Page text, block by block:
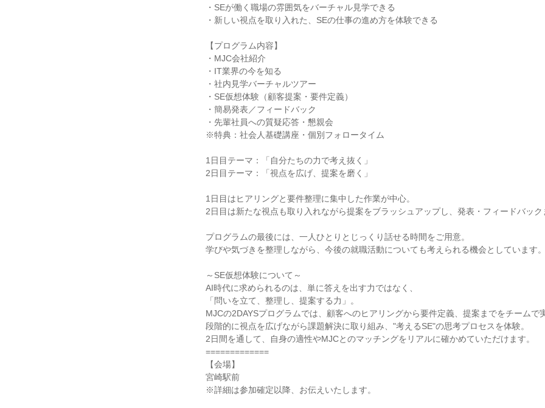
・SEが働く職場の雰囲気をバーチャル見学できる
・新しい視点を取り入れた、SEの仕事の進め方を体験できる
【プログラム内容】
・MJC会社紹介
・IT業界の今を知る
・社内見学バーチャルツアー
・SE仮想体験（顧客提案・要件定義）
・簡易発表／フィードバック
・先輩社員への質疑応答・懇親会
※特典：社会人基礎講座・個別フォロータイム
1日目テーマ：「自分たちの力で考え抜く」
2日目テーマ：「視点を広げ、提案を磨く」
1日目はヒアリングと要件整理に集中した作業が中心。
2日目は新たな視点も取り入れながら提案をブラッシュアップし、発表・フィードバッ
プログラムの最後には、一人ひとりとじっくり話せる時間をご用意。
学びや気づきを整理しながら、今後の就職活動についても考えられる機会としています
～SE仮想体験について～
AI時代に求められるのは、単に答えを出す力ではなく、
「問いを立て、整理し、提案する力」。
MJCの2DAYSプログラムでは、顧客へのヒアリングから要件定義、提案までをチームで
段階的に視点を広げながら課題解決に取り組み、"考えるSE"の思考プロセスを体験。
2日間を通して、自身の適性やMJCとのマッチングをリアルに確かめていただけます。
=============
【会場】
宮崎駅前
※詳細は参加確定以降、お伝えいたします。